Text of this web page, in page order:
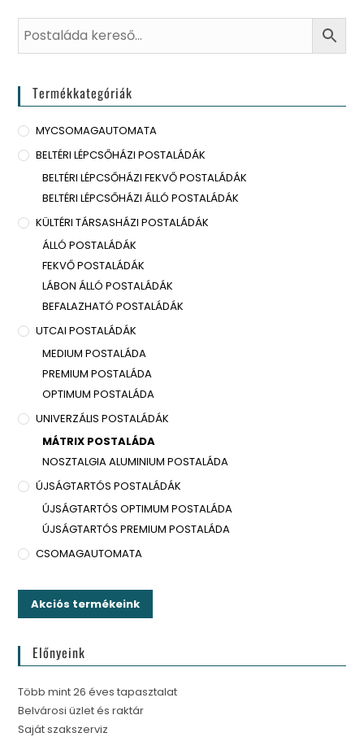
Termékkategóriák
MYCSOMAGAUTOMATA
BELTÉRI LÉPCSŐHÁZI POSTALÁDÁK
BELTÉRI LÉPCSŐHÁZI FEKVŐ POSTALÁDÁK
BELTÉRI LÉPCSŐHÁZI ÁLLÓ POSTALÁDÁK
KÜLTÉRI TÁRSASHÁZI POSTALÁDÁK
ÁLLÓ POSTALÁDÁK
FEKVŐ POSTALÁDÁK
LÁBON ÁLLÓ POSTALÁDÁK
BEFALAZHATÓ POSTALÁDÁK
UTCAI POSTALÁDÁK
MEDIUM POSTALÁDA
PREMIUM POSTALÁDA
OPTIMUM POSTALÁDA
UNIVERZÁLIS POSTALÁDÁK
MÁTRIX POSTALÁDA
NOSZTALGIA ALUMINIUM POSTALÁDA
ÚJSÁGTARTÓS POSTALÁDÁK
ÚJSÁGTARTÓS OPTIMUM POSTALÁDA
ÚJSÁGTARTÓS PREMIUM POSTALÁDA
CSOMAGAUTOMATA
Akciós termékeink
Előnyeink
Több mint 26 éves tapasztalat
Belvárosi üzlet és raktár
Saját szakszerviz